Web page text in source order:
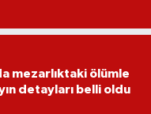
mezarlıktaki ölümle
detayları belli oldu